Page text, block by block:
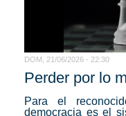
DOM, 21/06/2026 - 22:30
Perder por lo
Para el
democracia es el